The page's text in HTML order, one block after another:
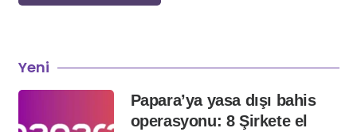
Yeni
Papara’ya yasa dışı bahis
operasyonu: 8 Şirkete el